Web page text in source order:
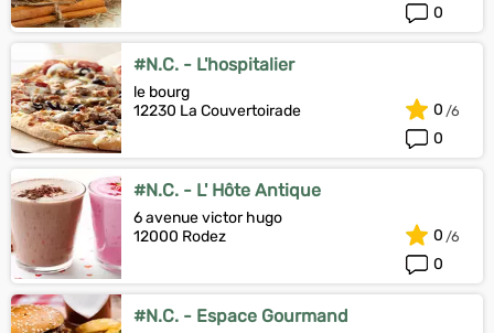
0
#N.C. - L'hospitalier
le bourg
12230 La Couvertoirade
0
0
#N.C. - L' Hôte Antique
6 avenue victor hugo
12000 Rodez
0
0
#N.C. - Espace Gourmand